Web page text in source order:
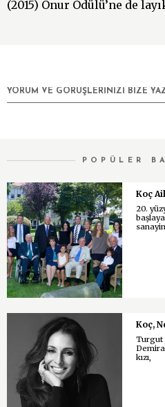
(2015) Onur Ödülü’ne de
POPÜLER
Koç
20.
Koç,
Turgut
kızı,